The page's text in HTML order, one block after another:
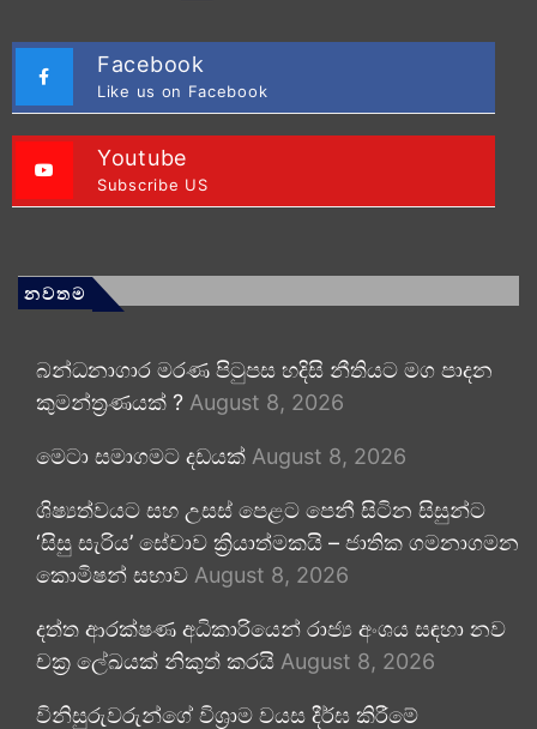
Facebook
Like us on Facebook
Youtube
Subscribe US
නවතම
බන්ධනාගාර මරණ පිටුපස හදිසි නීතියට මග පාදන
කුමන්ත්‍රණයක් ? August 8, 2026
මෙටා සමාගමට දඩයක් August 8, 2026
ශිෂ්‍යත්වයට සහ උසස් පෙළට පෙනී සිටින සිසුන්ට
‘සිසු සැරිය’ සේවාව ක්‍රියාත්මකයි – ජාතික ගමනාගමන
කොමිෂන් සභාව August 8, 2026
දත්ත ආරක්ෂණ අධිකාරියෙන් රාජ්‍ය අංශය සඳහා නව
චක්‍ර ලේඛයක් නිකුත් කරයි August 8, 2026
විනිසුරුවරුන්ගේ විශ්‍රාම වයස දීර්ඝ කිරීමේ